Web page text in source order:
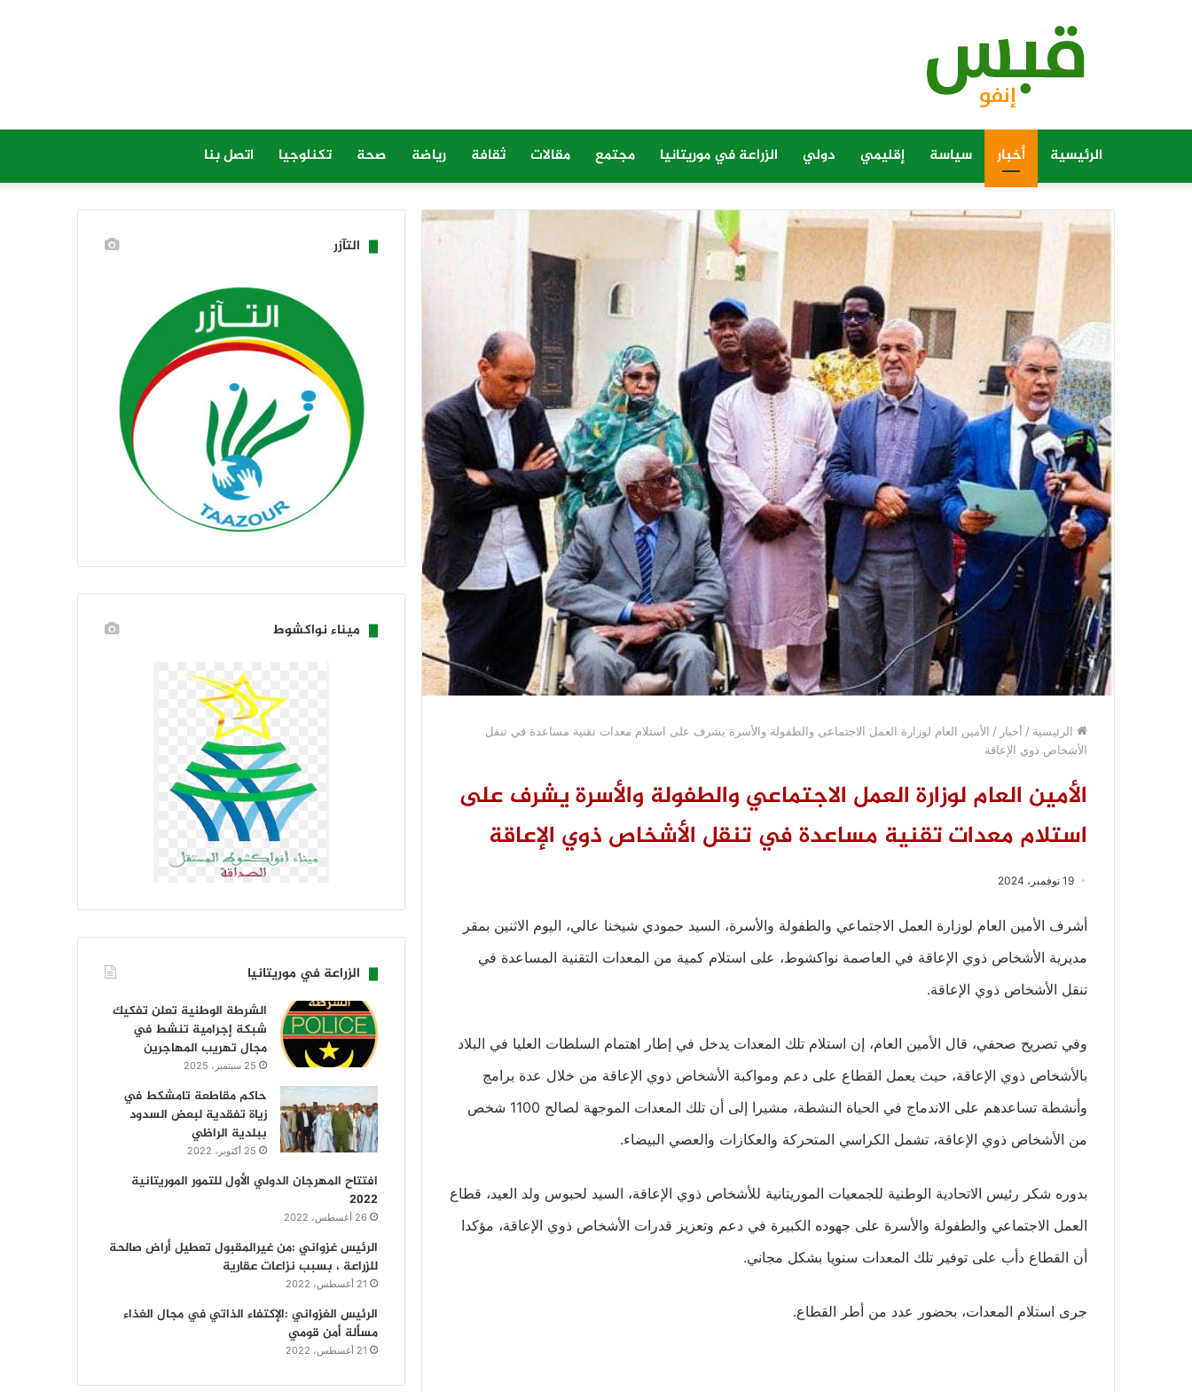
الرئيسية أخبار سياسة إقليمي دولي الزراعة في موريتانيا مجتمع مقالات ثقافة رياضة صحة تكنلوجيا اتصل بنا
الرئيسية / أخبار / الأمين العام لوزارة العمل الاجتماعي والطفولة والأسرة يشرف على استلام معدات تقنية مساعدة في تنقل
الأشخاص ذوي الإعاقة
الأمين العام لوزارة العمل الاجتماعي والطفولة والأسرة يشرف على
استلام معدات تقنية مساعدة في تنقل الأشخاص ذوي الإعاقة
19 نوفمبر، 2024
أشرف الأمين العام لوزارة العمل الاجتماعي والطفولة والأسرة، السيد حمودي شيخنا عالي، اليوم الاثنين بمقر
مديرية الأشخاص ذوي الإعاقة في العاصمة نواكشوط، على استلام كمية من المعدات التقنية المساعدة في
تنقل الأشخاص ذوي الإعاقة.
وفي تصريح صحفي، قال الأمين العام، إن استلام تلك المعدات يدخل في إطار اهتمام السلطات العليا في البلاد
بالأشخاص ذوي الإعاقة، حيث يعمل القطاع على دعم ومواكبة الأشخاص ذوي الإعاقة من خلال عدة برامج
وأنشطة تساعدهم على الاندماج في الحياة النشطة، مشيرا إلى أن تلك المعدات الموجهة لصالح 1100 شخص
من الأشخاص ذوي الإعاقة، تشمل الكراسي المتحركة والعكازات والعصي البيضاء.
بدوره شكر رئيس الاتحادية الوطنية للجمعيات الموريتانية للأشخاص ذوي الإعاقة، السيد لحبوس ولد العيد، قطاع
العمل الاجتماعي والطفولة والأسرة على جهوده الكبيرة في دعم وتعزيز قدرات الأشخاص ذوي الإعاقة، مؤكدا
أن القطاع دأب على توفير تلك المعدات سنويا بشكل مجاني.
جرى استلام المعدات، بحضور عدد من أطر القطاع.
التآزر
ميناء نواكشوط
الزراعة في موريتانيا
الشرطة الوطنية تعلن تفكيك
شبكة إجرامية تنشط في
مجال تهريب المهاجرين
25 سبتمبر، 2025
حاكم مقاطعة تامشكط في
زياة تفقدية لبعض السدود
ببلدية الراظي
25 أكتوبر، 2022
افتتاح المهرجان الدولي الأول للتمور الموريتانية
2022
26 أغسطس، 2022
الرئيس غزواني :من غيرالمقبول تعطيل أراض صالحة
للزراعة ، بسبب نزاعات عقارية
21 أغسطس، 2022
الرئيس الغزواني :الإكتفاء الذاتي في مجال الغذاء
مسألة أمن قومي
21 أغسطس، 2022